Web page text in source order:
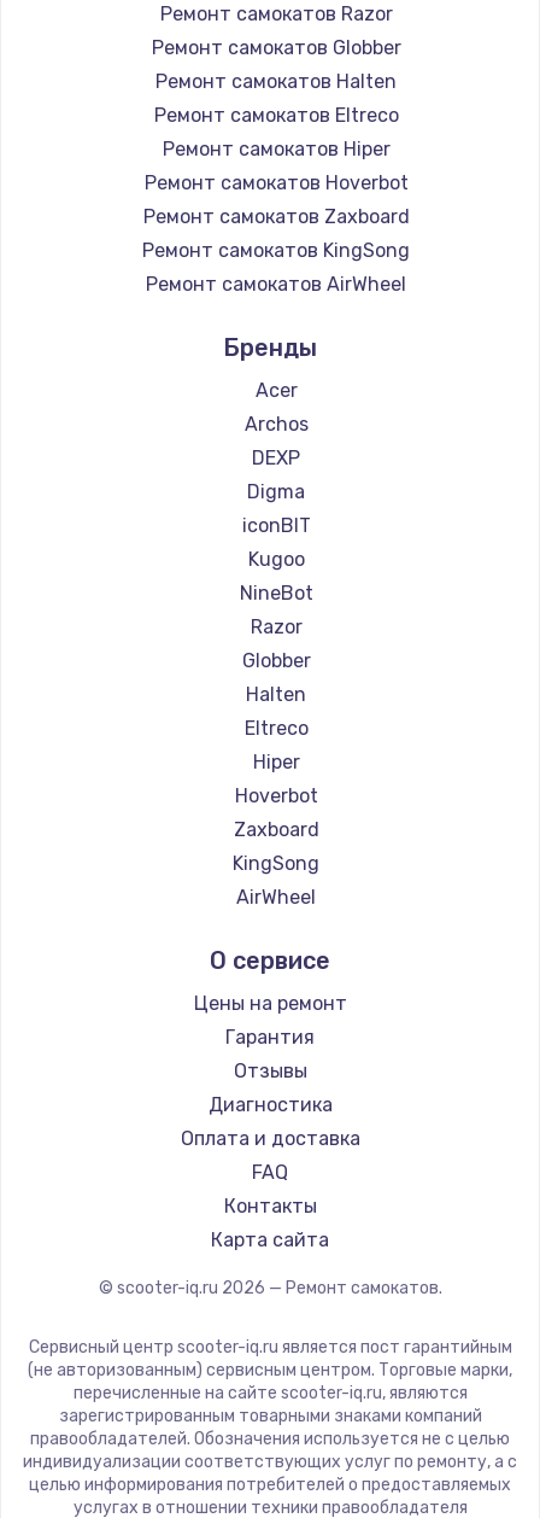
Ремонт самокатов Razor
Ремонт самокатов Globber
Ремонт самокатов Halten
Ремонт самокатов Eltreco
Ремонт самокатов Hiper
Ремонт самокатов Hoverbot
Ремонт самокатов Zaxboard
Ремонт самокатов KingSong
Ремонт самокатов AirWheel
Ремонт самокатов Hunter
Ремонт самокатов Shorner
Ремонт самокатов Joyor
Ремонт самокатов Minimotors
Ремонт самокатов Bork
Ремонт самокатов Segway
Ремонт самокатов KIRIN
Бренды
Acer
Archos
DEXP
Digma
iconBIT
Kugoo
NineBot
Razor
Globber
Halten
Eltreco
Hiper
Hoverbot
Zaxboard
KingSong
AirWheel
Hunter
Shorner
Joyor
Minimotors
Bork
Segway
KIRIN
О сервисе
Цены на ремонт
Гарантия
Отзывы
Диагностика
Оплата и доставка
FAQ
Контакты
Карта сайта
© scooter-iq.ru 2026 — Ремонт самокатов.
Сервисный центр scooter-iq.ru является пост гарантийным
(не авторизованным) сервисным центром. Торговые марки,
перечисленные на сайте scooter-iq.ru, являются
зарегистрированным товарными знаками компаний
правообладателей. Обозначения используется не с целью
индивидуализации соответствующих услуг по ремонту, а с
целью информирования потребителей о предоставляемых
услугах в отношении техники правообладателя